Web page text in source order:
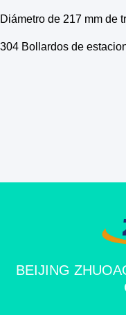
Diámetro de 217 mm de
304 Bollardos de
BEIJING